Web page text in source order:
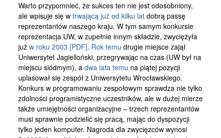
Warto przypomnieć, że sukces ten nie jest odosobniony,
ale wpisuje się w trwającą już od kilku latdobrą passę
reprezentantów naszego kraju. W tym samym konkursie
reprezentacja UW, w zupełnie innym składzie, zwyciężyła
już w roku 2003 [PDF]. Rok temu drugie miejsce zajął
Uniwersytet Jagielloński, przegrywając na czas (UW był na
miejscu siódmym), a dwa lata temu na piątej pozycji
uplasował się zespół z Uniwersytetu Wrocławskiego.
Konkurs w programowaniu zespołowym sprawdza nie tylko
zdolności programistyczne uczestników, ale w dużej mierze
także umiejętności organizacyjne – trzech reprezentantów
musi sprawnie podzielić się pracą, mając do dyspozycji
tylko jeden komputer. Nagroda dla zwycięzców wynosi